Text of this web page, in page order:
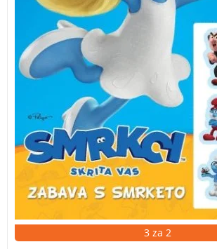
3 za 2